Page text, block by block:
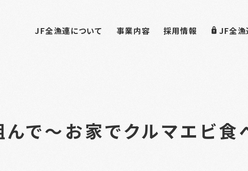
JF全漁連について 事業内容 採用情報 JF全漁
で～お家でクルマエビ食